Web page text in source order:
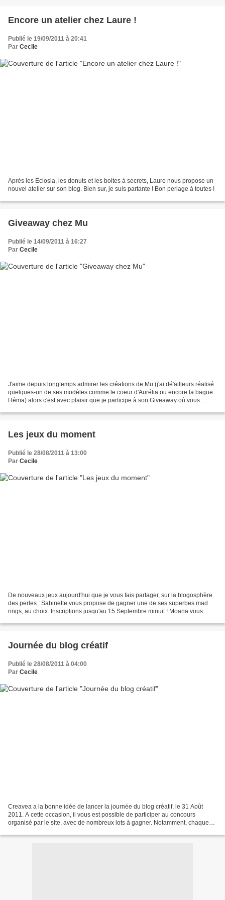
Encore un atelier chez Laure !
Publié le 19/09/2011 à 20:41
Par Cecile
Après les Eclosia, les donuts et les boites à secrets, Laure nous propose un
nouvel atelier sur son blog. Bien sur, je suis partante ! Bon perlage à toutes !
Giveaway chez Mu
Publié le 14/09/2011 à 16:27
Par Cecile
J'aime depuis longtemps admirer les créations de Mu (j'ai dé'ailleurs réalisé
quelques-un de ses modèles comme le coeur d'Aurélia ou encore la bague
Héma) alors c'est avec plaisir que je participe à son Giveaway où vous
Les jeux du moment
Publié le 28/08/2011 à 13:00
Par Cecile
De nouveaux jeux aujourd'hui que je vous fais partager, sur la blogosphère
des perles : Sabinette vous propose de gagner une de ses superbes mad
rings, au choix. Inscriptions jusqu'au 15 Septembre minuit ! Moana vous
Journée du blog créatif
Publié le 28/08/2011 à 04:00
Par Cecile
Creavea a la bonne idée de lancer la journée du blog créatif, le 31 Août
2011. A cette occasion, il vous est possible de participer au concours
organisé par le site, avec de nombreux lots à gagner. Notamment, chaque